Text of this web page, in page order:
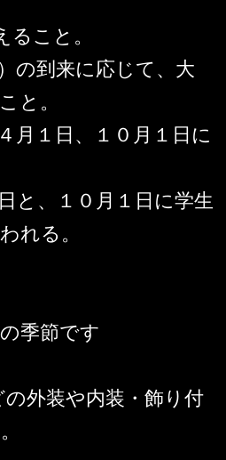
ること。
の到来に応じて、大
と。
月１日、１０月１日に
と、１０月１日に学生
れる。
季節です
外装や内装・飾り付